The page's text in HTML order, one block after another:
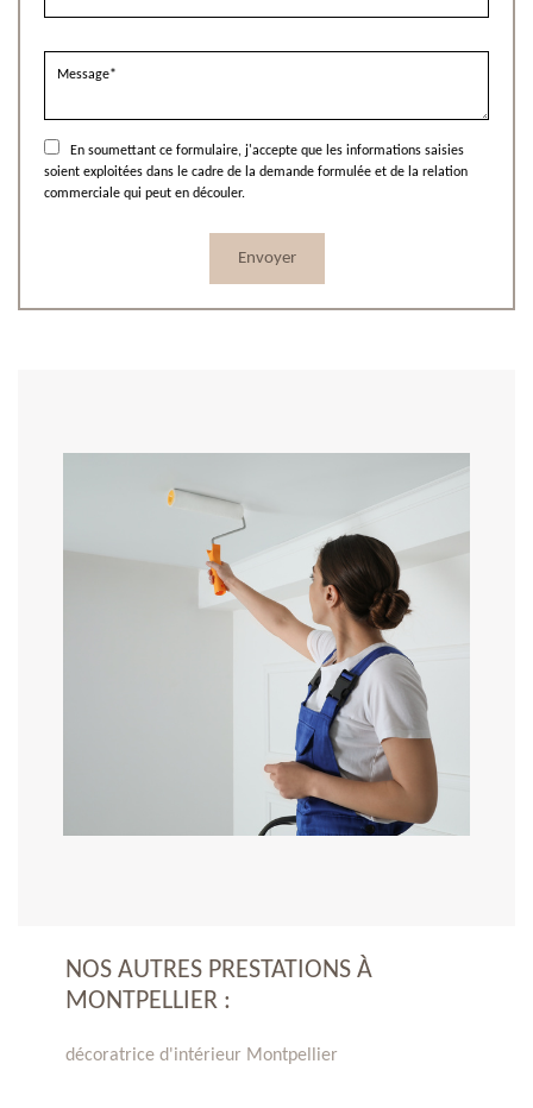
En soumettant ce formulaire, j'accepte que les informations saisies
soient exploitées dans le cadre de la demande formulée et de la relation
commerciale qui peut en découler.
NOS AUTRES PRESTATIONS À
MONTPELLIER :
décoratrice d'intérieur Montpellier